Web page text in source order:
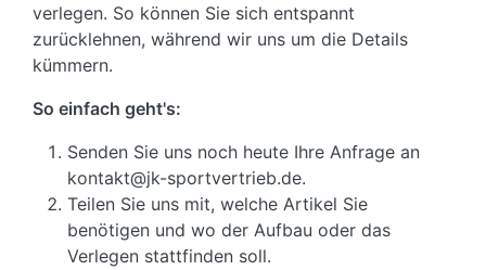
verlegen. So können Sie sich entspannt
zurücklehnen, während wir uns um die Details
kümmern.
So einfach geht's:
Senden Sie uns noch heute Ihre Anfrage an
kontakt@jk-sportvertrieb.de.
Teilen Sie uns mit, welche Artikel Sie
benötigen und wo der Aufbau oder das
Verlegen stattfinden soll.